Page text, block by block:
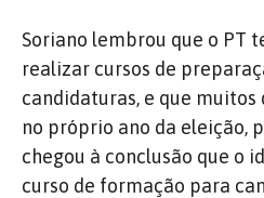
Soriano lembrou que o PT
realizar cursos de
candidaturas, e que
no próprio ano da eleição,
chegou à conclusão que o
curso de formação para